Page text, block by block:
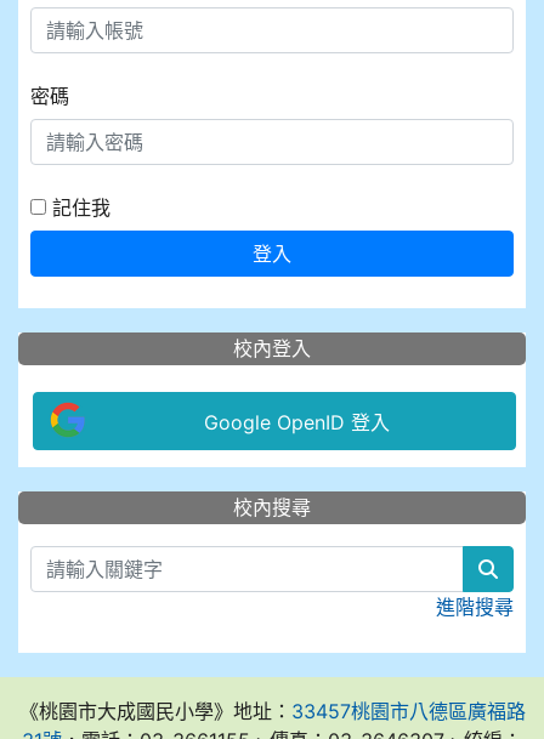
密碼
記住我
登入
校內登入
Google OpenID 登入
::: 校內搜尋
進階搜尋
《桃園市大成國民小學》地址： 33457桃園市八德區廣福路